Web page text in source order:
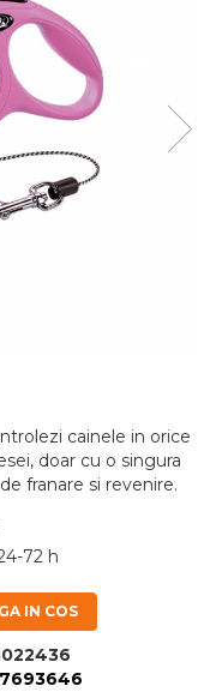
cainele in orice
doar cu o singura
franare si revenire.
72 h
IN COS